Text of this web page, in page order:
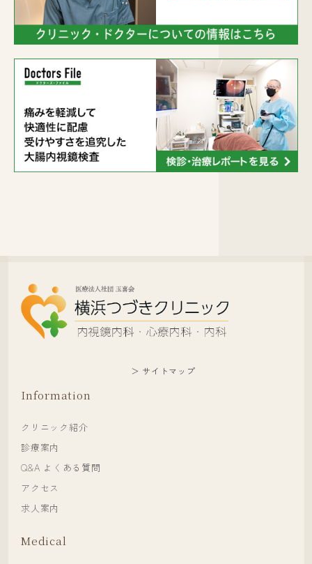
＞ サイトマップ
Information
クリニック紹介
診療案内
Q&A よくある質問
アクセス
求人案内
Medical